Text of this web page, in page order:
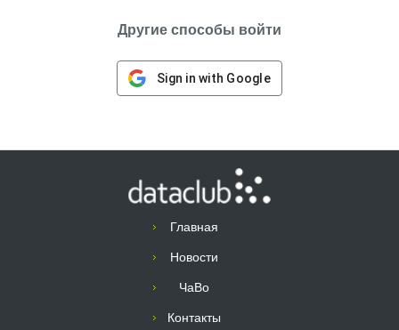
Другие способы войти
Sign in with Google
Главная
Новости
ЧаВо
Контакты